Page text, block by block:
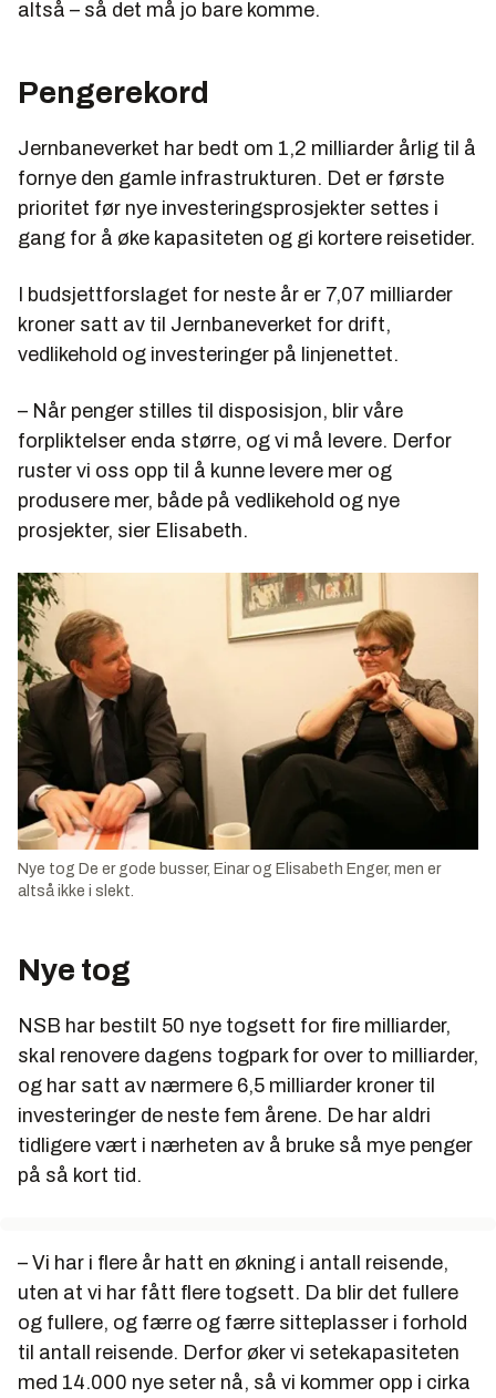
altså – så det må jo bare komme.
Pengerekord
Jernbaneverket har bedt om 1,2 milliarder årlig til å
fornye den gamle infrastrukturen. Det er første
prioritet før nye investeringsprosjekter settes i
gang for å øke kapasiteten og gi kortere reisetider.
I budsjettforslaget for neste år er 7,07 milliarder
kroner satt av til Jernbaneverket for drift,
vedlikehold og investeringer på linjenettet.
– Når penger stilles til disposisjon, blir våre
forpliktelser enda større, og vi må levere. Derfor
ruster vi oss opp til å kunne levere mer og
produsere mer, både på vedlikehold og nye
prosjekter, sier Elisabeth.
Nye tog De er gode busser, Einar og Elisabeth Enger, men er
altså ikke i slekt.
Nye tog
NSB har bestilt 50 nye togsett for fire milliarder,
skal renovere dagens togpark for over to milliarder,
og har satt av nærmere 6,5 milliarder kroner til
investeringer de neste fem årene. De har aldri
tidligere vært i nærheten av å bruke så mye penger
på så kort tid.
– Vi har i flere år hatt en økning i antall reisende,
uten at vi har fått flere togsett. Da blir det fullere
og fullere, og færre og færre sitteplasser i forhold
til antall reisende. Derfor øker vi setekapasiteten
med 14.000 nye seter nå, så vi kommer opp i cirka